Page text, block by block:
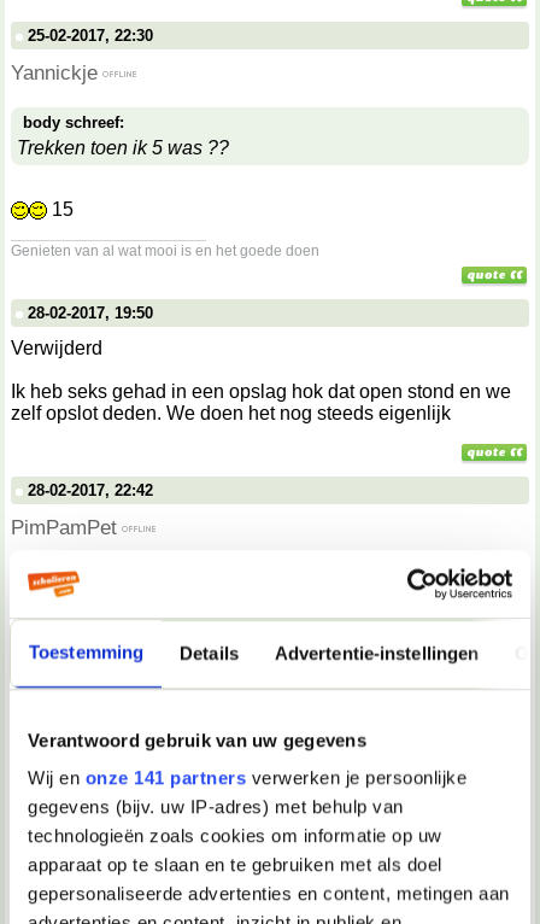
Toestemming Details Advertentie-instellingen
Verantwoord gebruik van uw gegevens
Wij en onze 141 partners verwerken je persoonlijke
gegevens (bijv. uw IP-adres) met behulp van
technologieën zoals cookies om informatie op uw
apparaat op te slaan en te gebruiken met als doel
gepersonaliseerde advertenties en content, metingen aan
25-02-2017, 22:30
Yannickje
body schreef:
Trekken toen ik 5 was ??
15
Genieten van al wat mooi is en het goede doen
28-02-2017, 19:50
Verwijderd
Ik heb seks gehad in een opslag hok dat open stond en we
zelf opslot deden. We doen het nog steeds eigenlijk
28-02-2017, 22:42
PimPamPet
Nice
02-03-2017, 14:39
Bengel
Toen ik 11 jaar was vrij vaak na het zwemmen, op het terras
achter de tafel zittend. Onder het kijken naar meisjes die
toevallig op een nabij geplaatste bank gingen zitten..
Soms kwam ik daarbij alleen al bij fantasie klaar. Of via een
gat in mijn broekzak de eikel te strelen.
06-03-2017, 17:00